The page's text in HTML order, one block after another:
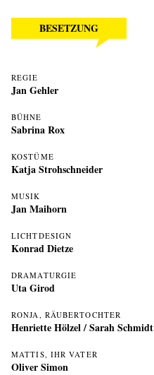
BESETZUNG
REGIE
Jan Gehler
BÜHNE
Sabrina Rox
KOSTÜME
Katja Strohschneider
MUSIK
Jan Maihorn
LICHTDESIGN
Konrad Dietze
DRAMATURGIE
Uta Girod
RONJA, RÄUBERTOCHTER
Henriette Hölzel/Sarah Schmidt
MATTIS, IHR VATER
Oliver Simon